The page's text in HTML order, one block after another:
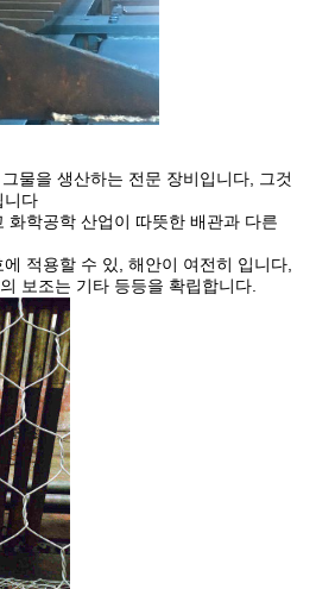
물을 생산하는 전문 장비입니다, 그것
니다
화학공학 산업이 따뜻한 배관과 다른
적용할 수 있, 해안이 여전히 입니다,
보조는 기타 등등을 확립합니다.